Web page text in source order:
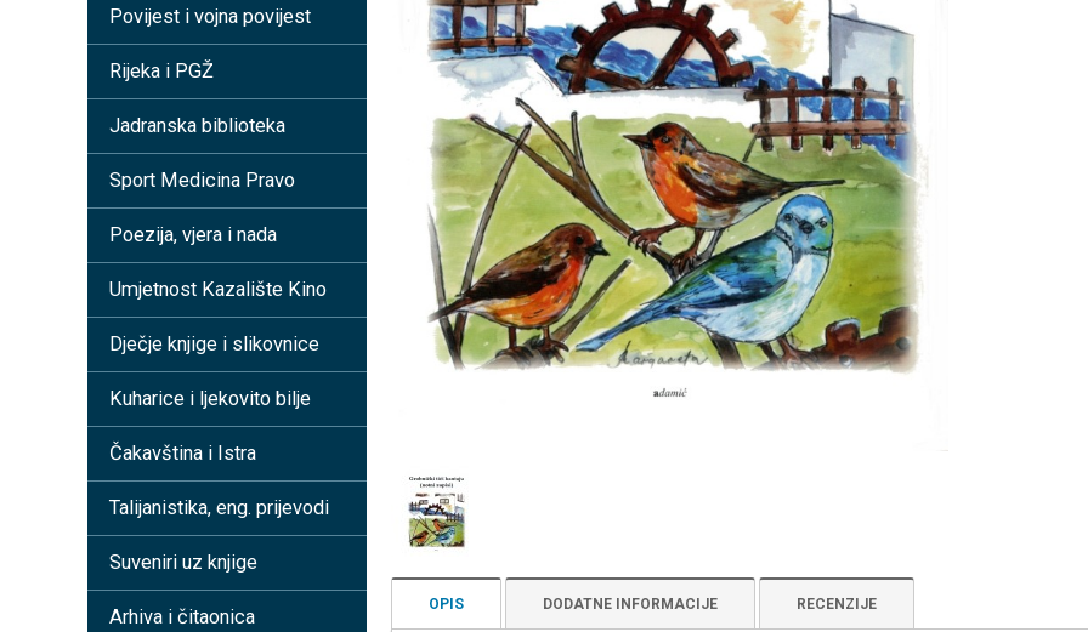
OPIS DODATNE INFORMACIJE RECENZIJE
Povijest i vojna povijest
Rijeka i PGŽ
Jadranska biblioteka
Sport Medicina Pravo
Poezija, vjera i nada
Umjetnost Kazalište Kino
Dječje knjige i slikovnice
Kuharice i ljekovito bilje
Čakavština i Istra
Talijanistika, eng. prijevodi
Suveniri uz knjige
Arhiva i čitaonica